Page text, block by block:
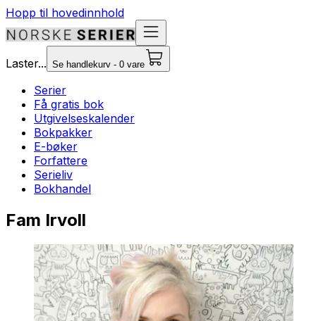
Hopp til hovedinnhold
Laster... Se handlekurv - 0 vare
Serier
Få gratis bok
Utgivelseskalender
Bokpakker
E-bøker
Forfattere
Serieliv
Bokhandel
Fam Irvoll